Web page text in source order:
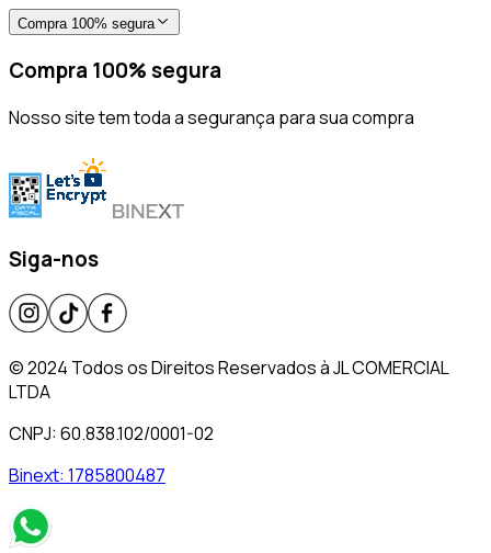
Compra 100% segura
Compra 100% segura
Nosso site tem toda a segurança para sua compra
Siga-nos
© 2024 Todos os Direitos Reservados à JL COMERCIAL
LTDA
CNPJ: 60.838.102/0001-02
Binext: 1785800487